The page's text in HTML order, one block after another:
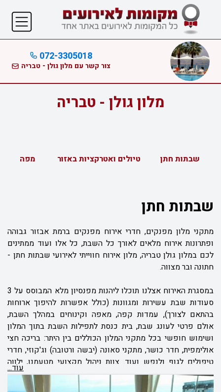
072-3305018
צור קשר עם מלון גולן - טבריה
מלון גולן - טבריה
שבתות חתן טיולים ואטרקציות באזור מפה
שבתות חתן
מתקני מלון מפנקים, חדרי אירוח מפנקים ברמת אבזור גבוהה
ופתרונות אירוח מלאים לאורך כל השבת, כל אלו ועוד ממתינים
לכם במלון גולן טבריה, מלון אירוח חווייתי לאירועי שבתות חתן -
חתונה ובר מצווה.
במסגרת האירוח אצלנו תוכלו ליהנות מפנסיון מלא המבוסס על 3
סעודות שבת עשירות ומגוונות (כולל אפשרות להיפוך ארוחות
בהתאם לצורך), עמדות קפה, מאפה וקינוחים במהלך השבת,
אולם פרטי לעונג שבת, בית כנסת לתפילות השבת בתוך המלון
ושימוש חופשי בכל מתקני המלון הכוללים בין היתר: בריכה חצי
אולימפית, חדר כושר, מתקני סאונה (יבשה ורטובה) וג'קוזי, חדרי
טיפולים לגוף ולנפש ועוד. צוות ניהול מקצועי מטעמנו, ילווה
אתכם לאורך כל השבת ויאפשר לכם ליהנות מחוויית אירוח
מושלמת ובלתי נשכחת.
עוֹד...